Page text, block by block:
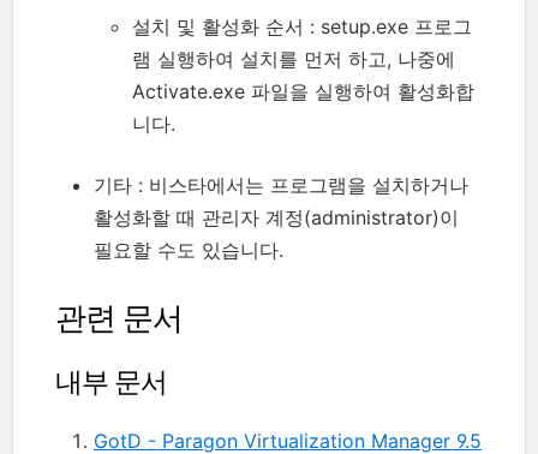
설치 및 활성화 순서 : setup.exe 프로그
램 실행하여 설치를 먼저 하고, 나중에
Activate.exe 파일을 실행하여 활성화합
니다.
기타 : 비스타에서는 프로그램을 설치하거나
활성화할 때 관리자 계정(administrator)이
필요할 수도 있습니다.
관련 문서
내부 문서
GotD - Paragon Virtualization Manager 9.5